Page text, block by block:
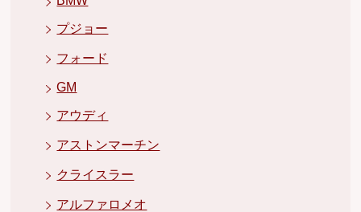
プジョー
フォード
GM
アウディ
アストンマーチン
クライスラー
アルファロメオ